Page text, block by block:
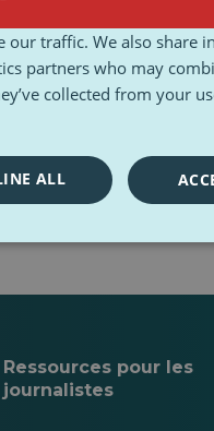
Ressources pour les
journalistes
our traffic. We also share
partners who may
collected from your
ALL